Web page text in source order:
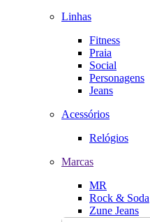
Linhas
Fitness
Praia
Social
Personagens
Jeans
Acessórios
Relógios
Marcas
MR
Rock & Soda
Zune Jeans